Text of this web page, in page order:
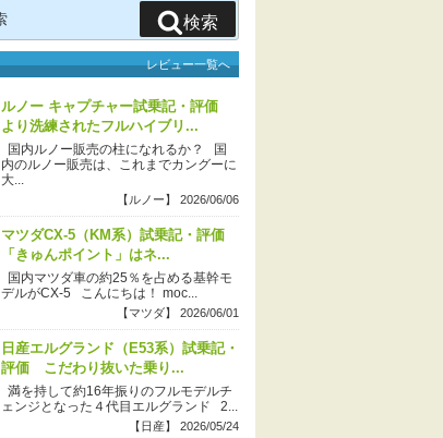
検索
レビュー一覧へ
ルノー キャプチャー試乗記・評価
より洗練されたフルハイブリ...
国内ルノー販売の柱になれるか？ 国
内のルノー販売は、これまでカングーに
大...
【ルノー】 2026/06/06
マツダCX-5（KM系）試乗記・評価
「きゅんポイント」はネ...
国内マツダ車の約25％を占める基幹モ
デルがCX-5 こんにちは！ moc...
【マツダ】 2026/06/01
日産エルグランド（E53系）試乗記・
評価 こだわり抜いた乗り...
満を持して約16年振りのフルモデルチ
ェンジとなった４代目エルグランド 2...
【日産】 2026/05/24